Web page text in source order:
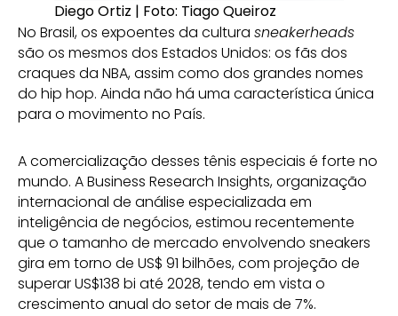
Diego Ortiz | Foto: Tiago Queiroz
No Brasil, os expoentes da cultura sneakerheads
são os mesmos dos Estados Unidos: os fãs dos
craques da NBA, assim como dos grandes nomes
do hip hop. Ainda não há uma característica única
para o movimento no País.
A comercialização desses tênis especiais é forte no
mundo. A Business Research Insights, organização
internacional de análise especializada em
inteligência de negócios, estimou recentemente
que o tamanho de mercado envolvendo sneakers
gira em torno de US$ 91 bilhões, com projeção de
superar US$138 bi até 2028, tendo em vista o
crescimento anual do setor de mais de 7%.